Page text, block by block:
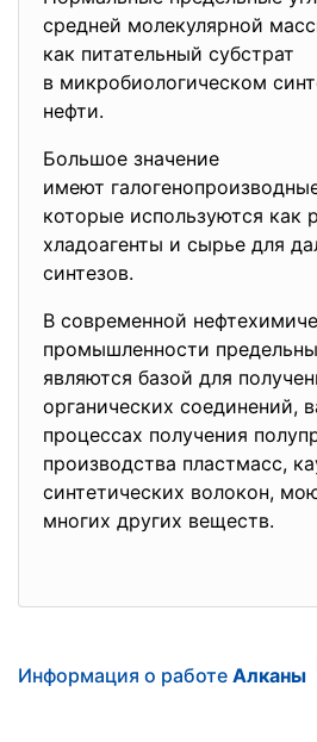
средней молекулярной
как питательный субстрат
в микробиологическом
нефти.
Большое значение
имеют
которые используются как
хладоагенты и сырье для
синтезов.
В современной
промышленности
являются базой для
органических соединений,
процессах получения
производства пластмасс,
синтетических волокон,
многих других веществ.
Информация о работе Алканы